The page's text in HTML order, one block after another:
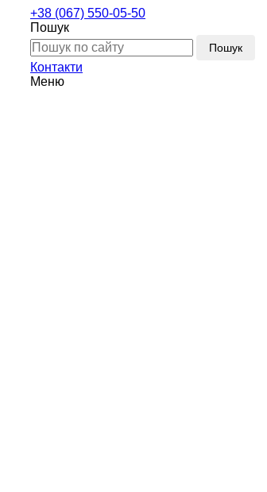
+38 (067) 550-05-50
Пошук
Пошук
Контакти
Меню